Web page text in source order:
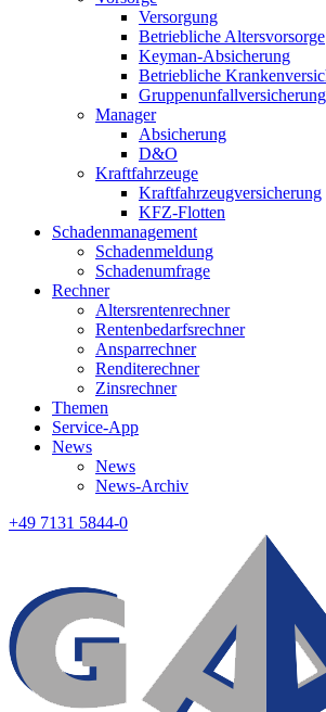
Versorgung
Betriebliche Altersvorsorge
Keyman-Absicherung
Betriebliche
Gruppenunfallversicherung
Manager
Absicherung
D&O
Kraftfahrzeuge
Kraftfahrzeugversicherung
KFZ-Flotten
Schadenmanagement
Schadenmeldung
Schadenumfrage
Rechner
Altersrentenrechner
Rentenbedarfsrechner
Ansparrechner
Renditerechner
Zinsrechner
Themen
Service-App
News
News
News-Archiv
+49 7131 5844-0